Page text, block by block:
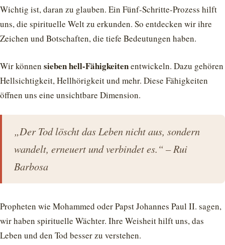
Wichtig ist, daran zu glauben. Ein Fünf-Schritte-Prozess hilft
uns, die spirituelle Welt zu erkunden. So entdecken wir ihre
Zeichen und Botschaften, die tiefe Bedeutungen haben.
Wir können sieben hell-Fähigkeitenentwickeln. Dazu gehören
Hellsichtigkeit, Hellhörigkeit und mehr. Diese Fähigkeiten
öffnen uns eine unsichtbare Dimension.
„Der Tod löscht das Leben nicht aus, sondern
wandelt, erneuert und verbindet es.“ – Rui
Barbosa
Propheten wie Mohammed oder Papst Johannes Paul II. sagen,
wir haben spirituelle Wächter. Ihre Weisheit hilft uns, das
Leben und den Tod besser zu verstehen.